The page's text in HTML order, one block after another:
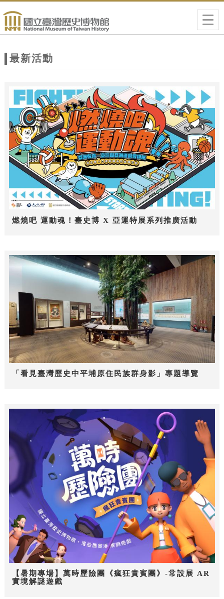
站最新活動
燃燒吧 運動魂！臺史博 X 亞運特展系列推廣活動
「看見臺灣歷史中平埔原住民族群身影」專題導覽
【暑期專場】萬時歷險團《瘋狂貴賓團》-常設展 AR
實境解謎遊戲